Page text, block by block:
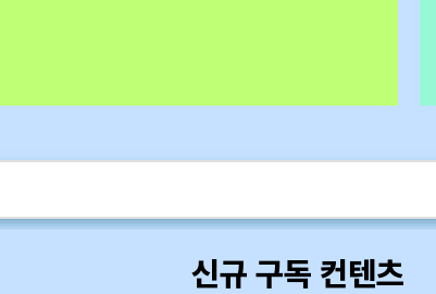
팅 워크샵 1 한국어특
강
신규 구독 컨텐츠